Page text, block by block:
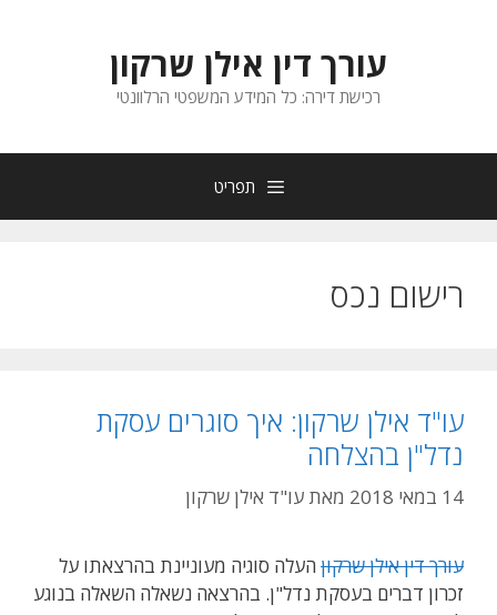
עורך דין אילן שרקון
רכישת דירה: כל המידע המשפטי הרלוונטי
תפריט
רישום נכס
עו"ד אילן שרקון: איך סוגרים עסקת
נדל"ן בהצלחה
14 במאי 2018 מאת עו"ד אילן שרקון
עורך דין אילן שרקון העלה סוגיה מעוניינת בהרצאתו על
זכרון דברים בעסקת נדל"ן. בהרצאה נשאלה השאלה בנוגע